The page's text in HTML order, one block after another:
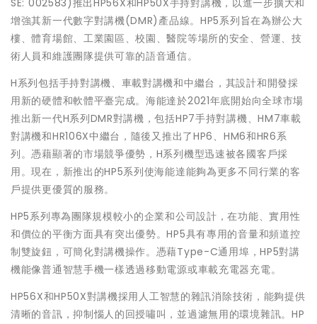
SE: 002583)推出HP56X和HP50X手持對講機，以進一步擴大和
增強其新一代數字對講機(DMR)產品線。HP5系列旨在為辦公大
樓、體育場館、工業園區、校園、醫院等場所的安全、營運、技
術人員和維護團隊提供可靠的語音通信。
H系列包括手持對講機、車載對講機和中繼台，其設計和開發採
用新的硬體和軟體平臺完成。海能達於2021年底開始向全球市場
推出新一代H系列DMR對講機，包括HP7手持對講機、HM7車載
對講機和HR106X中繼台，隨後又推出了HP6、HM6和HR6系
列。憑藉顯著的市場競爭優勢，H系列機型迅速被各國客戶採
用。現在，新推出的HP5系列使海能達能夠為更多不同行業的客
戶提供更優質的服務。
HP5系列專為團隊規模較小的企業和公司設計，在功能、實用性
和價位的平衡方面具有突出優勢。HP5具有專用的音量和頻道控
制雙旋鈕，可簡化對講機操作。憑藉Type-C通用埠，HP5對講
機能像普通智慧手機一樣透過移動電源或車載充電器充電。
HP56X和HP50X對講機採用人工智慧的雜訊消除技術，能夠提供
清晰的音訊，抑制惱人的回授嘯叫，並過濾無用的環境雜訊。HP